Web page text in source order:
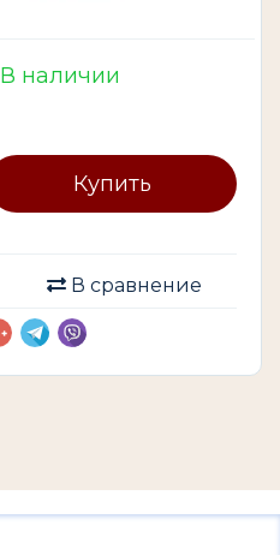
В наличии
Купить
В сравнение